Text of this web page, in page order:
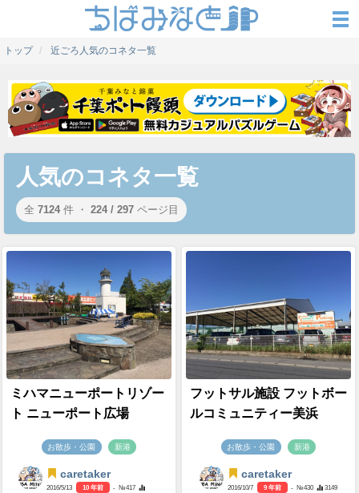
トップ 近ごろ人気のコネタ一覧
人気のコネタ一覧
全 7124 件 ・ 224 / 297 ページ目
ミハマニューポートリゾー
ト ニューポート広場
お散歩・公園 新港
caretaker
2016/5/13 10 年前
- №417
フットサル施設 フットボー
ルコミュニティー美浜
お散歩・公園 新港
caretaker
2016/10/7 9 年前 - №430 3149